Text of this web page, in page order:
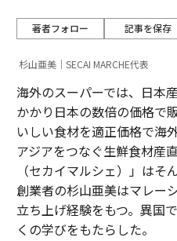
著者フォロー 記事を保存
杉山亜美｜SECAI MARCHE代表
海外のスーパーでは、日本
かかり日本の数倍の価格で
いしい食材を適正価格で海
アジアをつなぐ生鮮食材産
（セカイマルシェ）」は
創業者の杉山亜美はマレー
立ち上げ経験をもつ。異国
くの学びをもたらした。